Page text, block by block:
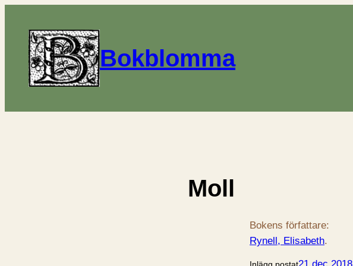
Bokblomma
Moll
Bokens författare:
Rynell, Elisabeth.
Inlägg postat21 dec 2018